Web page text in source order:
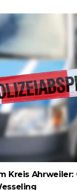
Kreis Ahrweiler: